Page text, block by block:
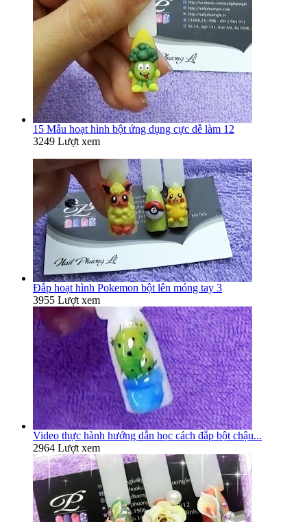
15 Mẫu hoạt hình bột ứng dụng cực dễ làm 12
3249 Lượt xem
Đắp hoạt hình Pokemon bột lên móng tay 3
3955 Lượt xem
Video thực hành hướng dẫn học cách đắp bột chậu...
2964 Lượt xem